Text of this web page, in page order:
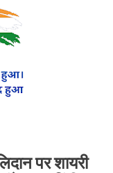
पर शायरी